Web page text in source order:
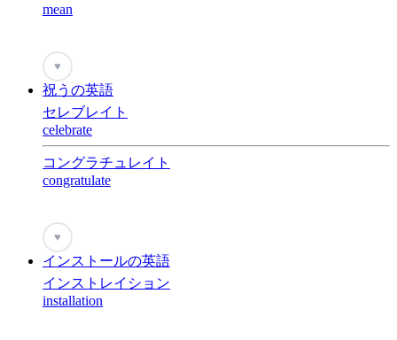
mean
♥
祝うの英語
セレブレイト
celebrate
コングラチュレイト
congratulate
♥
インストールの英語
インストレイション
installation